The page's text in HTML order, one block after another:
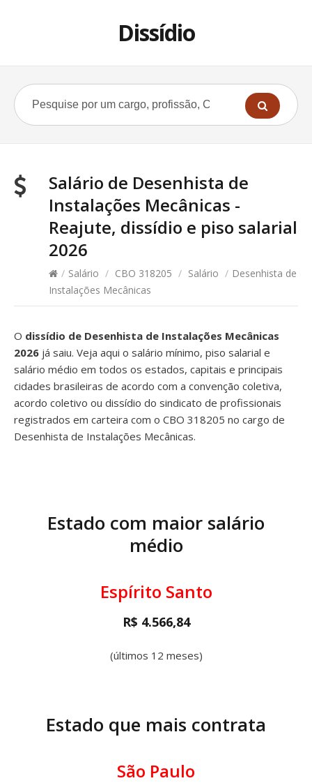
Dissídio
Salário de Desenhista de
Instalações Mecânicas -
Reajute, dissídio e piso salarial
2026
/ Salário / CBO 318205 / Salário / Desenhista de
Instalações Mecânicas
O dissídio de Desenhista de Instalações Mecânicas
2026 já saiu. Veja aqui o salário mínimo, piso salarial e
salário médio em todos os estados, capitais e principais
cidades brasileiras de acordo com a convenção coletiva,
acordo coletivo ou dissídio do sindicato de profissionais
registrados em carteira com o CBO 318205 no cargo de
Desenhista de Instalações Mecânicas.
Estado com maior salário
médio
Espírito Santo
R$ 4.566,84
(últimos 12 meses)
Estado que mais contrata
São Paulo